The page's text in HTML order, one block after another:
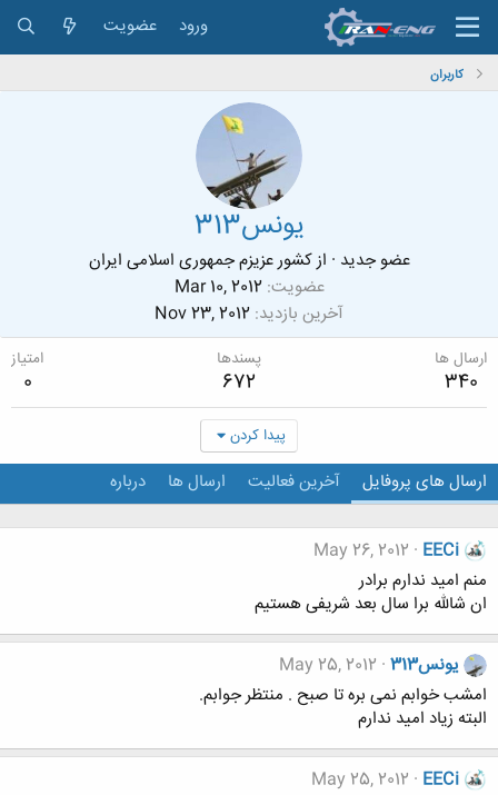
ورود عضویت
کاربران
یونس313
عضو جدید · ازکشور عزیزم جمهوری اسلامی ایران
عضویت Mar 10, 2012
آخرین بازدید Nov 23, 2012
ارسال ها
340
پسندها
672
امتیاز
0
پیدا کردن
ارسال های پروفایل آخرین فعالیت ارسال ها درباره
EECi
May 26, 2012
منم امید ندارم برادر
ان شالله برا سال بعد شریفی هستیم
یونس313
May 25, 2012
امشب خوابم نمی بره تا صبح . منتظر جوابم.
البته زیاد امید ندارم
EECi
May 25, 2012